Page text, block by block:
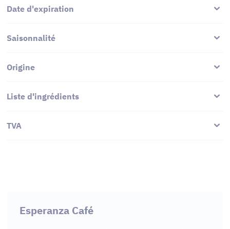
Date d'expiration
Saisonnalité
Origine
Liste d'ingrédients
TVA
Esperanza Café